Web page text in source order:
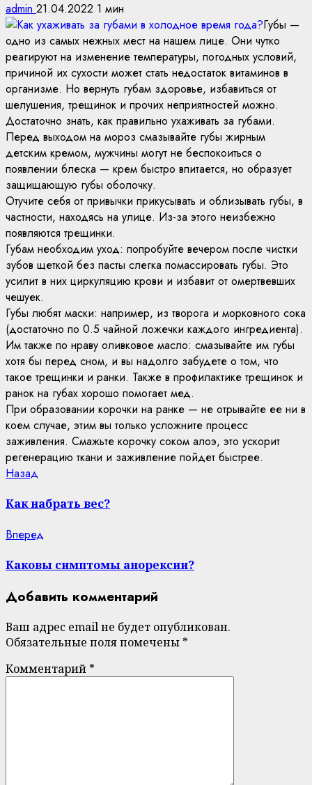
admin 21.04.2022 1 мин
Губы —
одно из самых нежных мест на нашем лице. Они чутко
реагируют на изменение температуры, погодных условий,
причиной их сухости может стать недостаток витаминов в
организме. Но вернуть губам здоровье, избавиться от
шелушения, трещинок и прочих неприятностей можно.
Достаточно знать, как правильно ухаживать за губами.
Перед выходом на мороз смазывайте губы жирным
детским кремом, мужчины могут не беспокоиться о
появлении блеска — крем быстро впитается, но образует
защищающую губы оболочку.
Отучите себя от привычки прикусывать и облизывать губы, в
частности, находясь на улице. Из-за этого неизбежно
появляются трещинки.
Губам необходим уход: попробуйте вечером после чистки
зубов щеткой без пасты слегка помассировать губы. Это
усилит в них циркуляцию крови и избавит от омертвевших
чешуек.
Губы любят маски: например, из творога и морковного сока
(достаточно по 0.5 чайной ложечки каждого ингредиента).
Им также по нраву оливковое масло: смазывайте им губы
хотя бы перед сном, и вы надолго забудете о том, что
такое трещинки и ранки. Также в профилактике трещинок и
ранок на губах хорошо помогает мед.
При образовании корочки на ранке — не отрывайте ее ни в
коем случае, этим вы только усложните процесс
заживления. Смажьте корочку соком алоэ, это ускорит
регенерацию ткани и заживление пойдет быстрее.
Continue
Reading
Назад
Как набрать вес?
Вперед
Каковы симптомы анорексии?
Добавить комментарий
Ваш адрес email не будет опубликован.
Обязательные поля помечены *
Комментарий *